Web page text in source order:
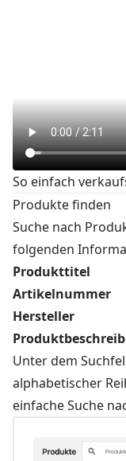
So einfach
Produkte finden
Suche nach
folgenden
Produkttitel
Artikelnummer
Hersteller
Unter dem
alphabetischer
einfache Suche